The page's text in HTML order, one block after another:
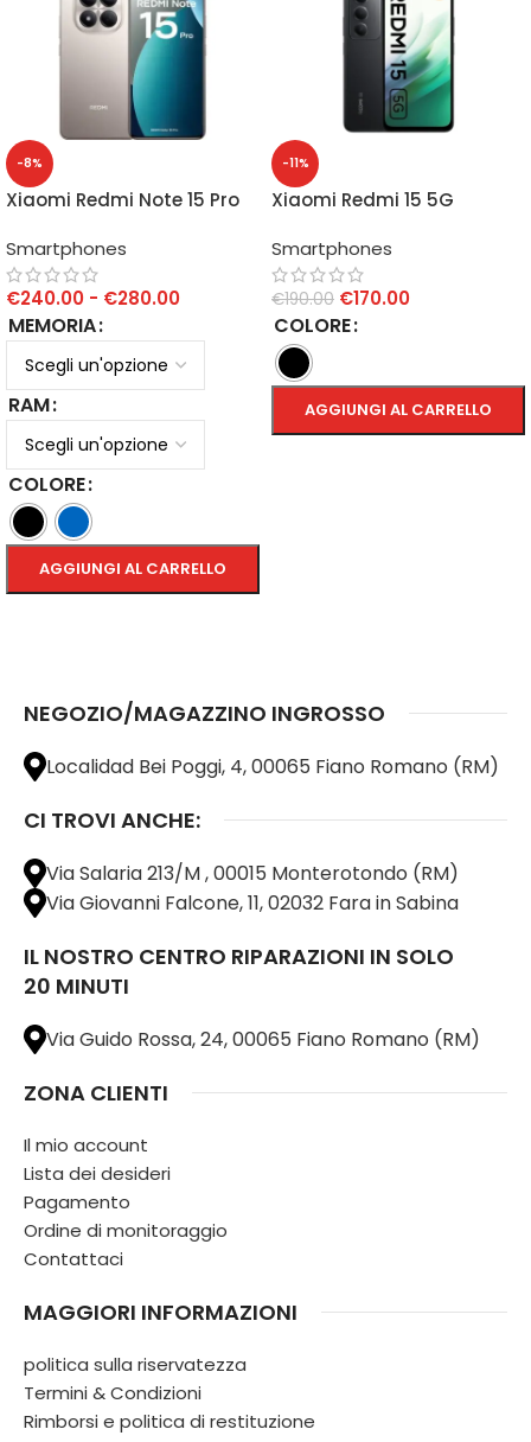
-8%
Xiaomi Redmi Note 15 Pro
Smartphones
€240.00 - €280.00
MEMORIA
RAM
COLORE
AGGIUNGI AL CARRELLO
-11%
Xiaomi Redmi 15 5G
Smartphones
€190.00 €170.00
COLORE
AGGIUNGI AL CARRELLO
NEGOZIO/MAGAZZINO INGROSSO
Localidad Bei Poggi, 4, 00065 Fiano Romano (RM)
CI TROVI ANCHE:
Via Salaria 213/M , 00015 Monterotondo (RM)
Via Giovanni Falcone, 11, 02032 Fara in Sabina
IL NOSTRO CENTRO RIPARAZIONI IN SOLO
20 MINUTI
Via Guido Rossa, 24, 00065 Fiano Romano (RM)
ZONA CLIENTI
Il mio account
Lista dei desideri
Pagamento
Ordine di monitoraggio
Contattaci
MAGGIORI INFORMAZIONI
politica sulla riservatezza
Termini & Condizioni
Rimborsi e politica di restituzione